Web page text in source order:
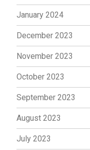
January 2024
December 2023
November 2023
October 2023
September 2023
August 2023
July 2023